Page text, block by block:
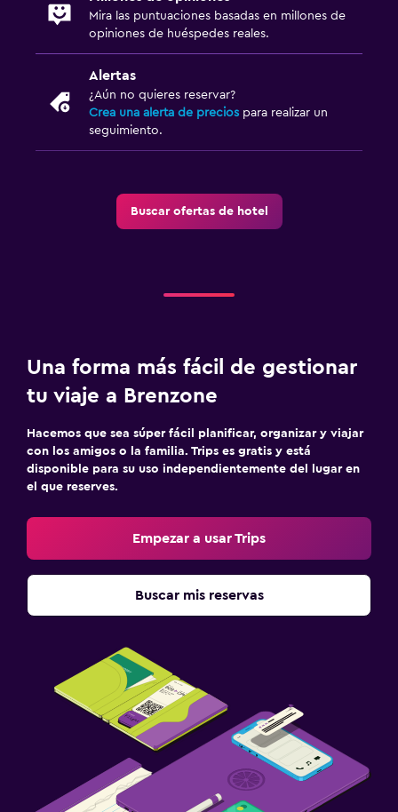
Mira las puntuaciones basadas en millones de
opiniones de huéspedes reales.
Alertas
¿Aún no quieres reservar?
Crea una alerta de precios para realizar un
seguimiento.
Buscar ofertas de hotel
Una forma más fácil de gestionar
tu viaje a Brenzone
Hacemos que sea súper fácil planificar, organizar y viajar
con los amigos o la familia. Trips es gratis y está
disponible para su uso independientemente del lugar en
el que reserves.
Empezar a usar Trips
Buscar mis reservas